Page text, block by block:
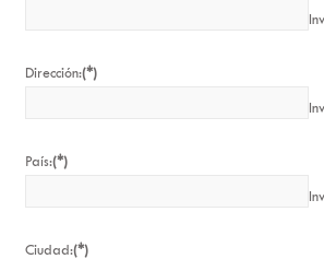
Dirección:(*)
País:(*)
Ciudad:(*)